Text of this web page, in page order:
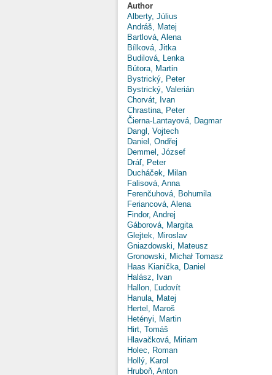
Author
Alberty, Július
Andráš, Matej
Bartlová, Alena
Bílková, Jitka
Budilová, Lenka
Bútora, Martin
Bystrický, Peter
Bystrický, Valerián
Chorvát, Ivan
Chrastina, Peter
Čierna-Lantayová, Dagmar
Dangl, Vojtech
Daniel, Ondřej
Demmel, József
Dráľ, Peter
Ducháček, Milan
Falisová, Anna
Ferenčuhová, Bohumila
Feriancová, Alena
Findor, Andrej
Gáborová, Margita
Glejtek, Miroslav
Gniazdowski, Mateusz
Gronowski, Michał Tomasz
Haas Kianička, Daniel
Halász, Ivan
Hallon, Ľudovít
Hanula, Matej
Hertel, Maroš
Hetényi, Martin
Hirt, Tomáš
Hlavačková, Miriam
Holec, Roman
Hollý, Karol
Hruboň, Anton